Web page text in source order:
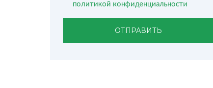
политикой конфиденциальности
ОТПРАВИТЬ